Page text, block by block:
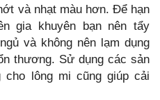
và nhạt màu hơn. Để hạn
gia khuyên bạn nên tẩy
và không nên lạm dụng
thương. Sử dụng các sản
cho lông mi cũng giúp cải